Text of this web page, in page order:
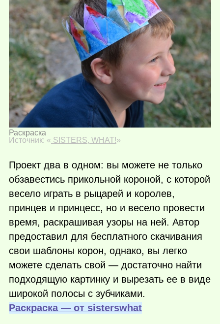
Раскраска
Источник: « SISTERS, WHAT!»
Проект два в одном: вы можете не только
обзавестись прикольной короной, с которой
весело играть в рыцарей и королев,
принцев и принцесс, но и весело провести
время, раскрашивая узоры на ней. Автор
предоставил для бесплатного скачивания
свои шаблоны корон, однако, вы легко
можете сделать свой — достаточно найти
подходящую картинку и вырезать ее в виде
широкой полосы с зубчиками.
Раскраска — от sisterswhat